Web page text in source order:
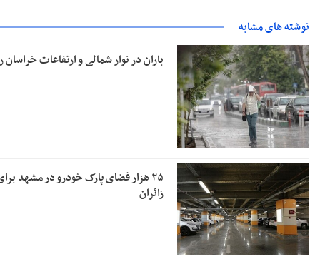
نوشته های مشابه
باران در نوار شمالی و ارتفاعات
۲۵ هزار فضای پارک خودرو در مشهد
زائران